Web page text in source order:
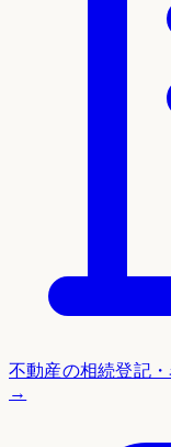
不動産の相続登記
→